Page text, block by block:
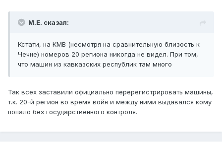
М.Е. сказал:
Кстати, на КМВ (несмотря на сравнительную близость к
Чечне) номеров 20 региона никогда не видел. При том,
что машин из кавказских республик там много
Так всех заставили официально перерегистрировать машины,
т.к. 20-й регион во время войн и между ними выдавался кому
попало без государственного контроля.